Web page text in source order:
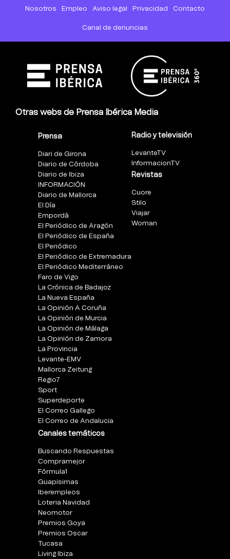
Nosotros Empleo Aviso legal Privacidad Contacto
Canal de denuncias
Otras webs de Prensa Ibérica Media
Prensa
Diari de Girona
Diario de Córdoba
Diario de Ibiza
INFORMACIÓN
Diario de Mallorca
El Día
Empordà
El Periódico de Aragón
El Periódico de España
El Periódico
El Periódico de Extremadura
El Periódico Mediterráneo
Faro de Vigo
La Crónica de Badajoz
La Nueva España
La Opinión A Coruña
La Opinión de Murcia
La Opinión de Málaga
La Opinión de Zamora
La Provincia
Levante-EMV
Mallorca Zeitung
Regio7
Sport
Superdeporte
El Correo Gallego
El Correo de Andalucia
Canales temáticos
Buscando Respuestas
Compramejor
Fórmula1
Guapisimas
Iberempleos
Loteria Navidad
Neomotor
Premios Goya
Premios Oscar
Tucasa
Living Ibiza
Radio y televisión
LevanteTV
InformacionTV
Revistas
Cuore
Stilo
Viajar
Woman